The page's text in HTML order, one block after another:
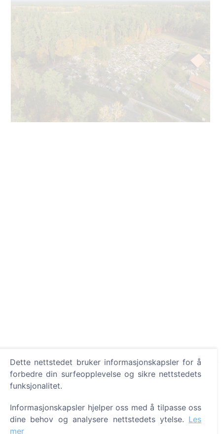
Informasjon
Ofte stilte spørsmål
Dette nettstedet bruker informasjonskapsler for å
forbedre din surfeopplevelse og sikre nettstedets
funksjonalitet.
Informasjonskapsler hjelper oss med å tilpasse oss
dine behov og analysere nettstedets ytelse. Les
mer